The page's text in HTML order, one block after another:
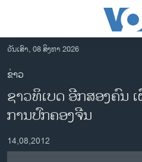
ເຂົ້າ
ຫາ
ຂ້າມ
ຂ້າມ
ຂ້າມ
ໄປ
ຫາ
ຊອກ
ອາເມຣິກາ
ການເລືອກຕັ້ງ ປະທານາທີບໍດີ ສະຫະລັ
ຂ່າວ​ຈີນ
ວັນເສົາ, 08 ສິງຫາ 2026
ຂ່າວ
ຊາວທິເບດ ອີກສອງຄົນ
ການປົກຄອງຈີນ
14,08,2012